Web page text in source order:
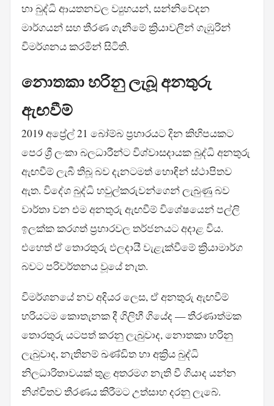
හා බුද්ධි ආයතනවල ව්‍යුහයන්, සන්නිවේදන
මාර්ගයන් සහ තීරණ ගැනීමේ ක්‍රියාවලීන් ගැඹුරින්
විමර්ශනය කරමින් සිටිති.
නොතකා හරිනු ලැබූ අනතුරු
ඇඟවීම්
2019 අප්‍රේල් 21 බෝම්බ ප්‍රහාරයට දින කිහිපයකට
පෙර ශ්‍රී ලංකා බලධාරීන්ට විශ්වාසදායක බුද්ධි අනතුරු
ඇඟවීම් ලැබී තිබූ බව දැනටමත් හොඳින් ස්ථාපිතව
ඇත. විදේශ බුද්ධි හවුල්කරුවන්ගෙන් ලැබුණු බව
වාර්තා වන එම අනතුරු ඇඟවීම් විශේෂයෙන් පල්ලි
ඉලක්ක කරගත් ප්‍රහාරවල තර්ජනයට අදාළ විය.
එහෙත් ඒ තොරතුරු ඵලදායී වැළැක්වීමේ ක්‍රියාමාර්ග
බවට පරිවර්තනය වූයේ නැත.
විමර්ශනයේ නව අදියර ලෙස, ඒ අනතුරු ඇඟවීම්
හරියටම කොතැනක දී ගිලිහී ගියේද — තීරණාත්මක
තොරතුරු යටපත් කරනු ලැබුවාද, නොතකා හරිනු
ලැබුවාද, නැතිනම් ඛණ්ඩිත හා අක්‍රිය බුද්ධි
නිලධාරිතාවයක් තුළ අතරමග නැති වී ගියාද යන්න
නිශ්චිතව තීරණය කිරීමට උත්සාහ දරනු ලැබේ.